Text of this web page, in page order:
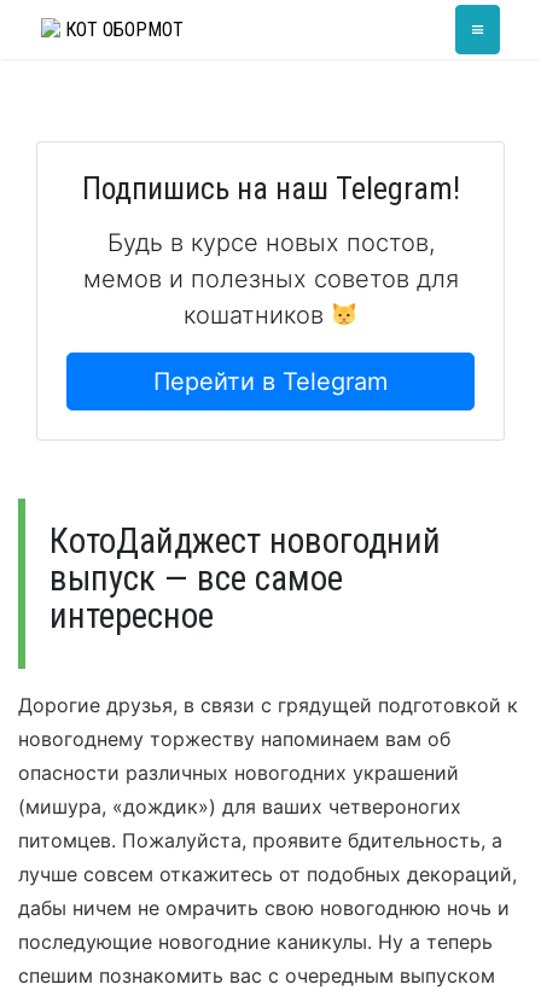
КОТ ОБОРМОТ ≡
Подпишись на наш Telegram!
Будь в курсе новых постов,
мемов и полезных советов для
кошатников
Перейти в Telegram
КотоДайджест новогодний
выпуск — все самое
интересное
Дорогие друзья, в связи с грядущей подготовкой к
новогоднему торжеству напоминаем вам об
опасности различных новогодних украшений
(мишура, «дождик») для ваших четвероногих
питомцев. Пожалуйста, проявите бдительность, а
лучше совсем откажитесь от подобных декораций,
дабы ничем не омрачить свою новогоднюю ночь и
последующие новогодние каникулы. Ну а теперь
спешим познакомить вас с очередным выпуском